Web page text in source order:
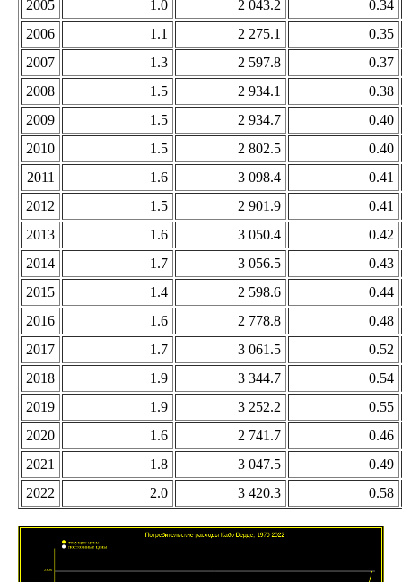
2005 1.0 2 043.2
0.34
2006
1.1 2 275.1
0.35
2007
1.3 2 597.8
0.37
2008
1.5 2 934.1
0.38
2009
1.5 2 934.7
0.40
2010
1.5 2 802.5
0.40
2011
1.6 3 098.4
0.41
2012
1.5 2 901.9
0.41
2013
1.6 3 050.4
0.42
2014
1.7 3 056.5
0.43
2015
1.4 2 598.6
0.44
2016
1.6 2 778.8
0.48
2017
1.7 3 061.5
0.52
2018
1.9 3 344.7
0.54
2019
1.9 3 252.2
0.55
2020
1.6 2 741.7
0.46
2021
1.8 3 047.5
0.49
2022
2.0 3 420.3 0.58